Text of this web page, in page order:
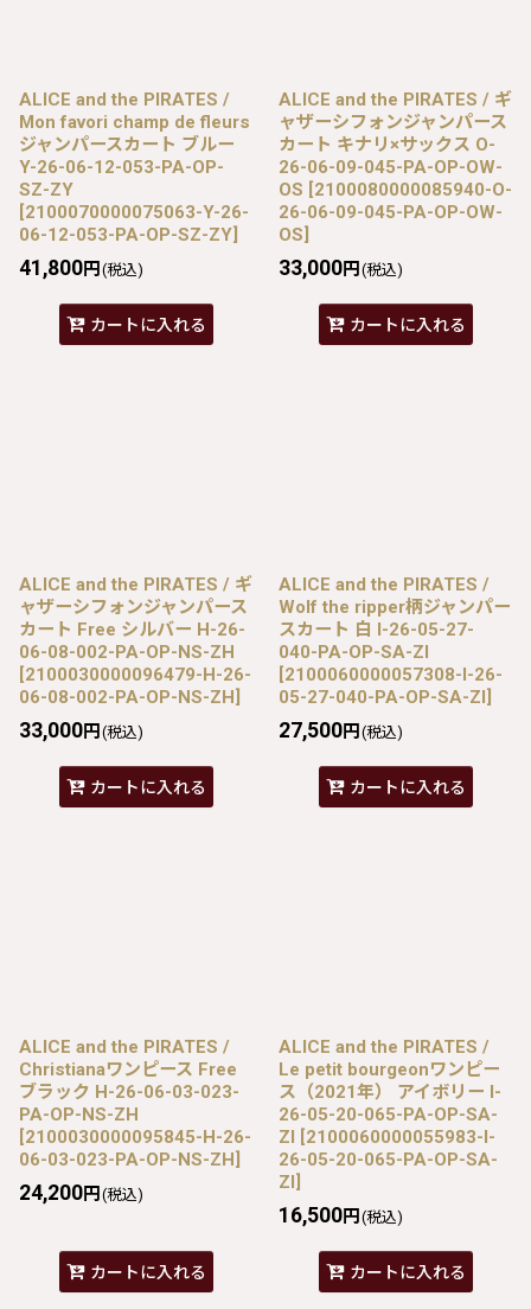
ALICE and the PIRATES /
Mon favori champ de fleurs
ジャンパースカート ブルー
Y-26-06-12-053-PA-OP-
SZ-ZY
[2100070000075063-Y-26-
06-12-053-PA-OP-SZ-ZY]
41,800円 (税込)
カートに入れる
ALICE and the PIRATES / ギ
ャザーシフォンジャンパース
カート キナリ×サックス O-
26-06-09-045-PA-OP-OW-
OS [2100080000085940-O-
26-06-09-045-PA-OP-OW-
OS]
33,000円 (税込)
カートに入れる
ALICE and the PIRATES / ギ
ャザーシフォンジャンパース
カート Free シルバー H-26-
06-08-002-PA-OP-NS-ZH
[2100030000096479-H-26-
06-08-002-PA-OP-NS-ZH]
33,000円 (税込)
カートに入れる
ALICE and the PIRATES /
Wolf the ripper柄ジャンパー
スカート 白 I-26-05-27-
040-PA-OP-SA-ZI
[2100060000057308-I-26-
05-27-040-PA-OP-SA-ZI]
27,500円 (税込)
カートに入れる
ALICE and the PIRATES /
Christianaワンピース Free
ブラック H-26-06-03-023-
PA-OP-NS-ZH
[2100030000095845-H-26-
06-03-023-PA-OP-NS-ZH]
24,200円 (税込)
カートに入れる
ALICE and the PIRATES /
Le petit bourgeonワンピー
ス（2021年） アイボリー I-
26-05-20-065-PA-OP-SA-
ZI [2100060000055983-I-
26-05-20-065-PA-OP-SA-
ZI]
16,500円 (税込)
カートに入れる